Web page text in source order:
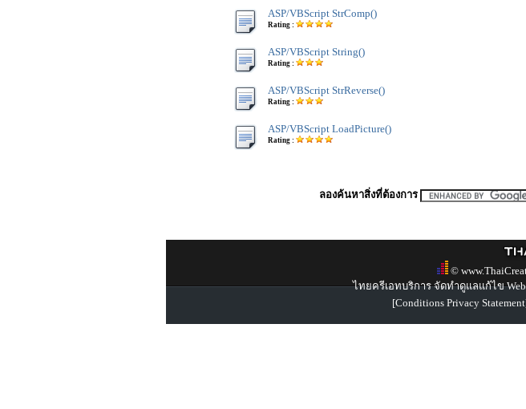
ASP/VBScript StrComp()
Rating :
ASP/VBScript String()
Rating :
ASP/VBScript StrReverse()
Rating :
ASP/VBScript LoadPicture()
Rating :
ลองค้นหาสิ่งที่ต้องการ
©
ไทยครีเอทบริการ จัดทำดูแลแก้ไข Web
[Conditions Privacy Statement